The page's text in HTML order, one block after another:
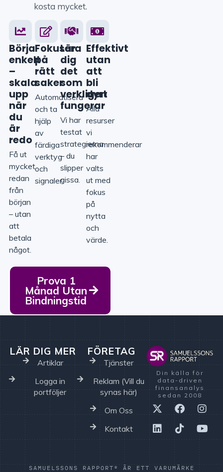
kosta mycket.
Börja
enkelt
–
skala
upp
när
du
är
redo
Få ut
mycket
redan
från
början
– utan
att
betala
något.
Fokusera
på
rätt
saker
Automatisera
och ta
hjälp
av
färdiga
verktyg
och
signaler.
Lär
dig
det
som
verkligen
fungerar
Vi har
testat
strategierna
– du
slipper
gissa.
Effektivt
utan
att
bli
dyrt
Alla
resurser
vi
rekommenderar
har
valts
ut med
fokus
på
nytta
och
värde.
Prova 1
Månad Utan
Bindningstid
LÄR DIG MER
Artiklar
Logga in
portföljer
FÖRETAG
Tjänster
Reklam (Vill du
synas här)
Om Oss
Kontakt
Din källa för
data-driven
finansanalys
sedan 2008
SAMUELSSONS RAPPORT® ÄR ETT VARUMÄRKE